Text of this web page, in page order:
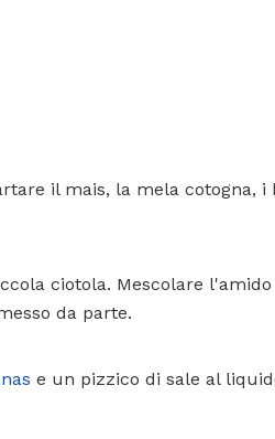
il mais, la mela cotogna,
ciotola. Mescolare
da parte.
e un pizzico di sale al